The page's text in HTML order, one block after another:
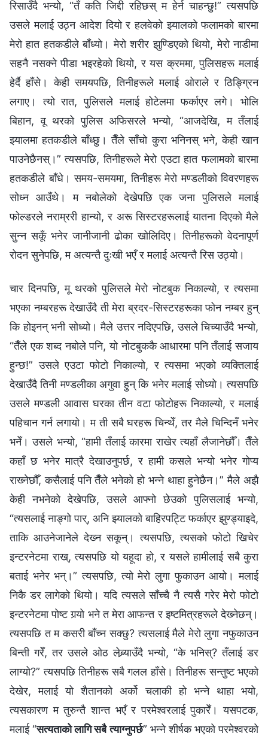
रिसाउँदै भन्यो, “तँ कति जिद्दी रहिछस् म हेर्न चाहन्छु!” त्यसपछि
उसले मलाई उठ्न आदेश दियो र हलवेको झ्यालको फलामको बारमा
मेरो हात हतकडीले बाँध्यो। मेरो शरीर झुण्डिएको थियो, मेरो नाडीमा
सहनै नसक्‍ने पीडा भइरहेको थियो, र यस क्रममा, पुलिसहरू मलाई
हेर्दै हाँसे। केही समयपछि, तिनीहरूले मलाई ओराले र ठिङ्ग्रिन
लगाए। त्यो रात, पुलिसले मलाई होटेलमा फर्काएर लगे। भोलि
बिहान, वू थरको पुलिस अफिसरले भन्यो, “आजदेखि, म तँलाई
झ्यालमा हतकडीले बाँध्छु। तैँले साँचो कुरा भनिनस् भने, केही खान
पाउनेछैनस्।” त्यसपछि, तिनीहरूले मेरो एउटा हात फलामको बारमा
हतकडीले बाँधे। समय-समयमा, तिनीहरू मेरो मण्डलीको विवरणहरू
सोध्‍न आउँथे। म नबोलेको देखेपछि एक जना पुलिसले मलाई
फोल्डरले नराम्ररी हान्यो, र अरू सिस्टरहरूलाई यातना दिएको मैले
सुन्‍न सकूँ भनेर जानीजानी ढोका खोलिदिए। तिनीहरूको वेदनापूर्ण
रोदन सुनेपछि, म अत्यन्तै दुःखी भएँ र मलाई अत्यन्तै रिस उठ्यो।
चार दिनपछि, मू थरको पुलिसले मेरो नोटबुक निकाल्यो, र त्यसमा
भएका नम्‍बरहरू देखाउँदै ती मेरा ब्रदर-सिस्टरहरूका फोन नम्‍बर हुन्
कि होइनन् भनी सोध्यो। मैले उत्तर नदिएपछि, उसले चिच्याउँदै भन्यो,
“तैँले एक शब्‍द नबोले पनि, यो नोटबुककै आधारमा पनि तँलाई सजाय
हुन्छ!” उसले एउटा फोटो निकाल्यो, र त्यसमा भएको व्यक्तिलाई
देखाउँदै तिनी मण्डलीका अगुवा हुन् कि भनेर मलाई सोध्यो। त्यसपछि
उसले मण्डली आवास घरका तीन वटा फोटोहरू निकाल्यो, र मलाई
पहिचान गर्न लगायो। म ती सबै घरहरू चिन्थेँ, तर मैले चिन्दिनँ भनेर
भनेँ। उसले भन्यो, “हामी तँलाई कारमा राखेर त्यहाँ लैजानेछौँ। तैँले
कहाँ छ भनेर मात्रै देखाउनुपर्छ, र हामी कसले भन्यो भनेर गोप्य
राख्‍नेछौँ, कसैलाई पनि तैँले भनेको हो भन्‍ने थाहा हुनेछैन।” मैले अझै
केही नभनेको देखेपछि, उसले आफ्‍नो छेउको पुलिसलाई भन्यो,
“त्यसलाई नाङ्गो पार्, अनि झ्यालको बाहिरपट्टि फर्काएर झुण्ड्याइदे,
ताकि आउनेजानेले देख्‍न सकून्। त्यसपछि, त्यसको फोटो खिचेर
इन्टरनेटमा राख्, त्यसपछि यो यहूदा हो, र यसले हामीलाई सबै कुरा
बताई भनेर भन्।” त्यसपछि, त्यो मेरो लुगा फुकाउन आयो। मलाई
निकै डर लागेको थियो। यदि त्यसले साँच्‍चै नै त्यसै गरेर मेरो फोटो
इन्टरनेटमा पोष्ट गर्‍यो भने त मेरा आफन्त र इष्टमित्रहरूले देख्‍नेछन्।
त्यसपछि त म कसरी बाँच्‍न सक्छु? त्यसलाई मैले मेरो लुगा नफुकाउन
बिन्ती गरेँ, तर उसले ओठ लेब्र्याउँदै भन्यो, “के भनिस्? तँलाई डर
लाग्यो?” त्यसपछि तिनीहरू सबै गलल हाँसे। तिनीहरू सन्तुष्ट भएको
देखेर, मलाई यो शैतानको अर्को चलाकी हो भन्‍ने थाहा भयो,
त्यसकारण म तुरुन्तै शान्त भएँ र परमेश्‍वरलाई पुकारेँ। यसपटक,
मलाई “सत्यताको लागि सबै त्याग्‍नुपर्छ” भन्‍ने शीर्षक भएको परमेश्‍वरको